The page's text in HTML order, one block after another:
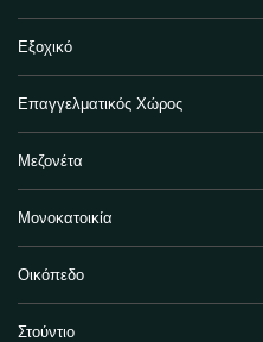
Εξοχικό
Επαγγελματικός Χώρος
Μεζονέτα
Μονοκατοικία
Οικόπεδο
Στούντιο